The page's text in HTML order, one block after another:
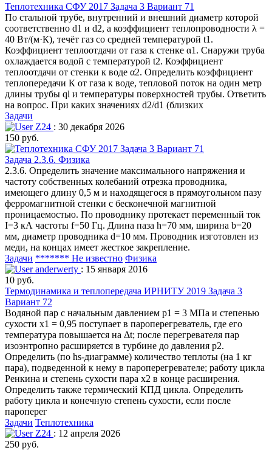
Теплотехника СФУ 2017 Задача 3 Вариант 71
По стальной трубе, внутренний и внешний диаметр которой
соответственно d1 и d2, а коэффициент теплопроводности λ =
40 Вт/(м·К), течёт газ со средней температурой t1.
Коэффициент теплоотдачи от газа к стенке α1. Снаружи труба
охлаждается водой с температурой t2. Коэффициент
теплоотдачи от стенки к воде α2. Определить коэффициент
теплопередачи К от газа к воде, тепловой поток на один метр
длины трубы ql и температуры поверхностей трубы. Ответить
на вопрос. При каких значениях d2/d1 (близких
Задачи
Z24 : 30 декабря 2026
150 руб.
Задача 2.3.6. Физика
2.3.6. Определить значение максимального напряжения и
частоту собственных колебаний отрезка проводника,
имеющего длину 0,5 м и находящегося в прямоугольном пазу
ферромагнитной стенки с бесконечной магнитной
проницаемостью. По проводнику протекает переменный ток
I=3 кА частоты f=50 Гц. Длина паза h=70 мм, ширина b=20
мм, диаметр проводника d=10 мм. Проводник изготовлен из
меди, на концах имеет жесткое закрепление.
Задачи ******* Не известно Физика
anderwerty : 15 января 2016
10 руб.
Термодинамика и теплопередача ИРНИТУ 2019 Задача 3
Вариант 72
Водяной пар с начальным давлением р1 = 3 МПа и степенью
сухости х1 = 0,95 поступает в пароперегреватель, где его
температура повышается на Δt; после перегревателя пар
изоэнтропно расширяется в турбине до давления р2.
Определить (по hs-диаграмме) количество теплоты (на 1 кг
пара), подведенной к нему в пароперегревателе; работу цикла
Ренкина и степень сухости пара х2 в конце расширения.
Определить также термический КПД цикла. Определить
работу цикла и конечную степень сухости, если после
пароперег
Задачи Теплотехника
Z24 : 12 апреля 2026
250 руб.